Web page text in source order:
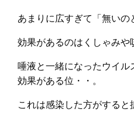
あまりに広すぎて「無いの
効果があるのはくしゃみや
唾液と一緒になったウイ
効果がある位・・。
これは感染した方がすると